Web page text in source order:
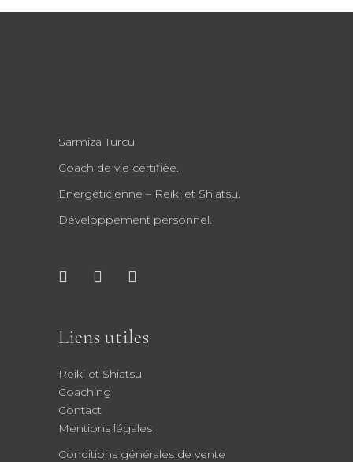
Sarmiza Turcu
Coach de vie certifiée.
Energéticienne – Reiki et Shiatsu.
Développement personnel.
Liens utiles
Reiki et Shiatsu
Coaching
Contact
Mentions légales
Conditions générales de vente